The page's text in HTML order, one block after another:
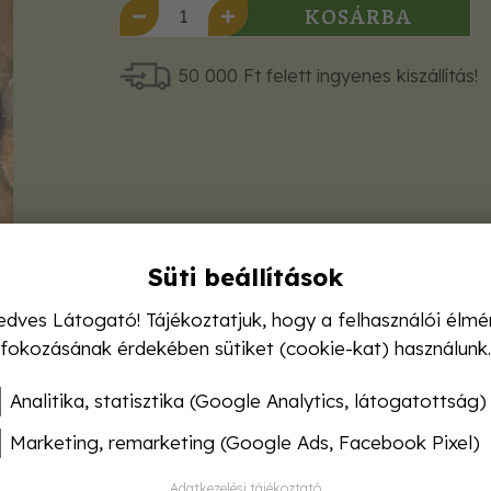
KOSÁRBA
50 000 Ft felett ingyenes kiszállítás!
Süti beállítások
Látogató! Tájékoztatjuk, hogy a felhasználói
fokozásának érdekében sütiket (cookie-kat) használunk.
Analitika, statisztika (Google Analytics, látogatottság)
Marketing, remarketing (Google Ads, Facebook Pixel)